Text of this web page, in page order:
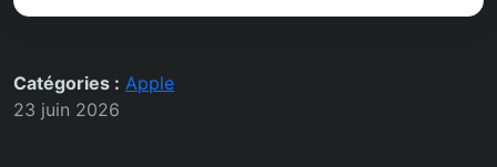
Catégories : Apple
23 juin 2026